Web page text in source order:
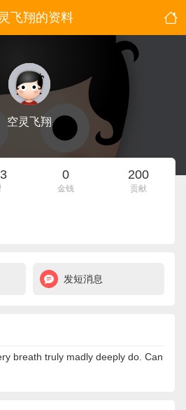
飞翔的资料
空灵飞翔
0
金钱
200
贡献
发短消息
breath truly madly deeply do. Can